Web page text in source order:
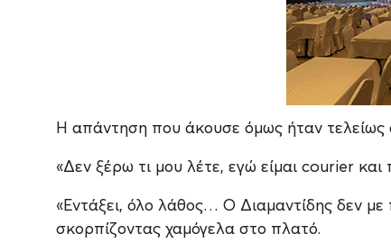
Η απάντηση που άκουσε όμως ήταν τελείως
«Δεν ξέρω τι μου λέτε, εγώ είμαι courier
«Εντάξει, όλο λάθος… Ο Διαμαντίδης δεν
σκορπίζοντας χαμόγελα στο πλατό.